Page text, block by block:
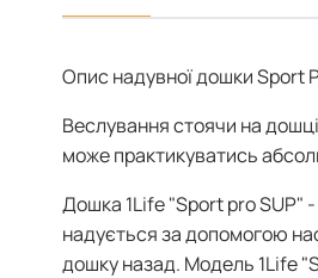
Опис надувної дошки Sport
Веслування стоячи на
може практикуватись
Дошка 1Life "Sport pro SUP" -
надується за допомогою
дошку назад. Модель 1Life